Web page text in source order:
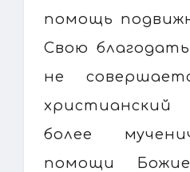
помощь
Свою
не
более
помощи